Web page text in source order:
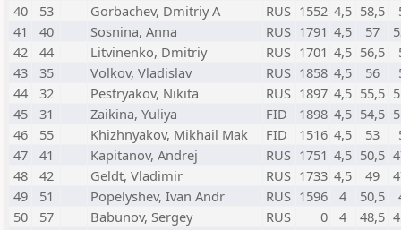
40
53 Gorbachev, Dmitriy A RUS 1552 4,5 58,5
41
40 Sosnina, Anna RUS 1791 4,5 57
42
44 Litvinenko, Dmitriy RUS 1701 4,5 56,5
43
35 Volkov, Vladislav RUS 1858 4,5 56
44
32 Pestryakov, Nikita RUS 1897 4,5 55,5
45
31 Zaikina, Yuliya FID 1898 4,5 54,5
46
55 Khizhnyakov, Mikhail Mak FID 1516 4,5 53
47
41 Kapitanov, Andrej RUS 1751 4,5 50,5
48
42 Geldt, Vladimir RUS 1733 4,5 49
49
51 Popelyshev, Ivan Andr RUS 1596 4 50,5
50
57 Babunov, Sergey RUS 0 4 48,5